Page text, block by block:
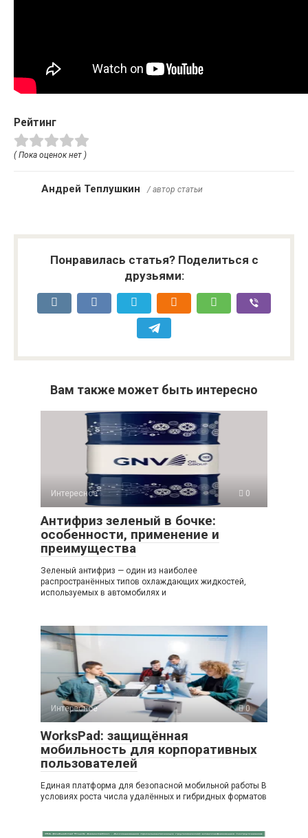
Рейтинг
( Пока оценок нет )
Андрей Теплушкин / автор статьи
Понравилась статья? Поделиться с
друзьями:
Вам также может быть интересно
Интересное 0
Антифриз зеленый в бочке:
особенности, применение и
преимущества
Зеленый антифриз — один из наиболее
распространённых типов охлаждающих жидкостей,
используемых в автомобилях и
Интересное 0
WorksPad: защищённая
мобильность для корпоративных
пользователей
Единая платформа для безопасной мобильной работы В
условиях роста числа удалённых и гибридных форматов